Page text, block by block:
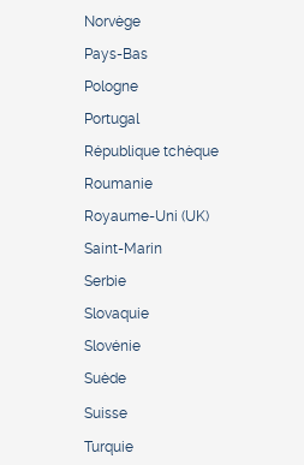
Norvège
Pays-Bas
Pologne
Portugal
République tchèque
Roumanie
Royaume-Uni (UK)
Saint-Marin
Serbie
Slovaquie
Slovénie
Suède
Suisse
Turquie